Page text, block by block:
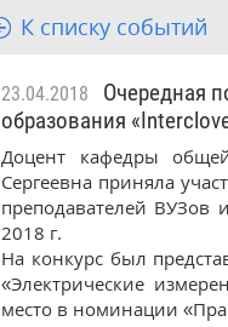
К списку событий
23.04.2018
Очередная
образования
Доцент кафедры
Сергеевна приняла
преподавателей
2018 г.
На конкурс был
«Электрические
место в номинации